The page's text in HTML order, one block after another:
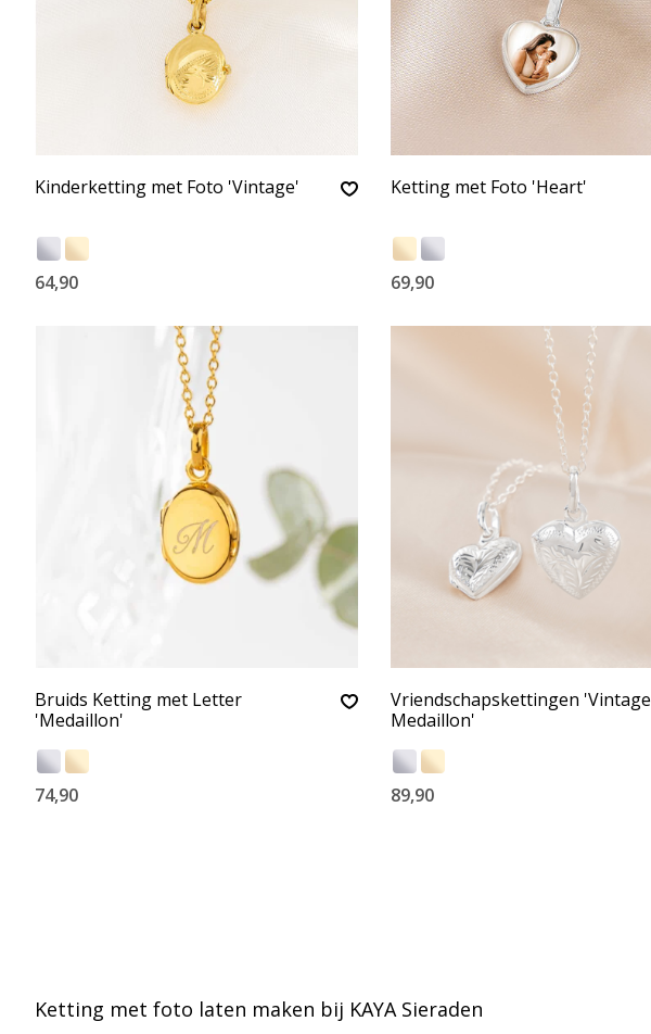
Kinderketting met Foto 'Vintage'
64,90
Ketting met Foto 'Heart'
69,90
Bruids Ketting met Letter
'Medaillon'
74,90
Vriendschapskettingen 'Vintage
Medaillon'
89,90
Ketting met foto laten maken bij KAYA Sieraden